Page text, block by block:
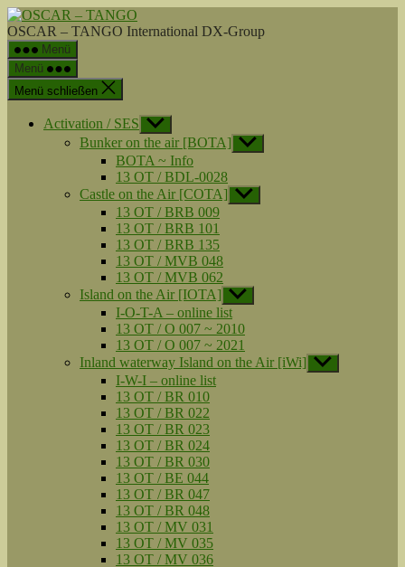
Zum
Inhalt
springen
-
OSCAR – TANGO International DX-Group
Menü
Menü
Menü schließen
Activation / SES Untermenü
anzeigen
Bunker on the air [BOTA] Untermenü
anzeigen
BOTA ~ Info
13 OT / BDL-0028
Castle on the Air [COTA] Untermenü
anzeigen
13 OT / BRB 009
13 OT / BRB 101
13 OT / BRB 135
13 OT / MVB 048
13 OT / MVB 062
Island on the Air [IOTA] Untermenü
anzeigen
I-O-T-A – online list
13 OT / O 007 ~ 2010
13 OT / O 007 ~ 2021
Inland waterway Island on the Air [iWi] Untermenü
anzeigen
I-W-I – online list
13 OT / BR 010
13 OT / BR 022
13 OT / BR 023
13 OT / BR 024
13 OT / BR 030
13 OT / BE 044
13 OT / BR 047
13 OT / BR 048
13 OT / MV 031
13 OT / MV 035
13 OT / MV 036